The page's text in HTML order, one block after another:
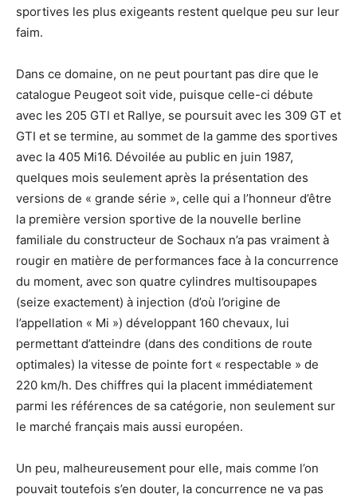
sportives les plus exigeants restent quelque peu sur leur
faim.
Dans ce domaine, on ne peut pourtant pas dire que le
catalogue Peugeot soit vide, puisque celle-ci débute
avec les 205 GTI et Rallye, se poursuit avec les 309 GT et
GTI et se termine, au sommet de la gamme des sportives
avec la 405 Mi16. Dévoilée au public en juin 1987,
quelques mois seulement après la présentation des
versions de « grande série », celle qui a l’honneur d’être
la première version sportive de la nouvelle berline
familiale du constructeur de Sochaux n’a pas vraiment à
rougir en matière de performances face à la concurrence
du moment, avec son quatre cylindres multisoupapes
(seize exactement) à injection (d’où l’origine de
l’appellation « Mi ») développant 160 chevaux, lui
permettant d’atteindre (dans des conditions de route
optimales) la vitesse de pointe fort « respectable » de
220 km/h. Des chiffres qui la placent immédiatement
parmi les références de sa catégorie, non seulement sur
le marché français mais aussi européen.
Un peu, malheureusement pour elle, mais comme l’on
pouvait toutefois s’en douter, la concurrence ne va pas